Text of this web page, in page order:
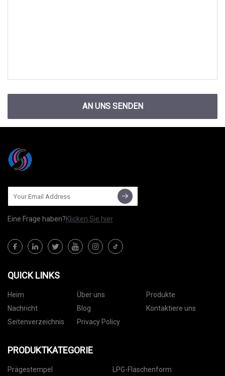
AN UNS SENDEN
Eine Frage haben?Klicken Sie hier
QUICK LINKS
Heim Über uns
Produkte
Nachricht
Blog
Kontaktiere uns
Seitenverzeichnis
Privacy Policy
PRODUKTKATEGORIE
Prägestempel LPG-Flaschenform